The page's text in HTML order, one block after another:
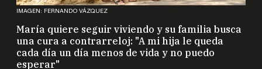
IMAGEN: FERNANDO VÁZQUEZ
María quiere seguir viviendo y su familia busca
una cura a contrarreloj: "A mi hija le queda
cada día un día menos de vida y no puedo
esperar"